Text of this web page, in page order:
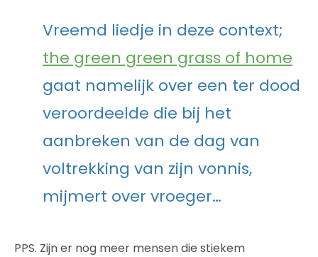
Vreemd liedje in deze context;
the green green grass of home
gaat namelijk over een ter dood
veroordeelde die bij het
aanbreken van de dag van
voltrekking van zijn vonnis,
mijmert over vroeger…
PPS. Zijn er nog meer mensen die stiekem